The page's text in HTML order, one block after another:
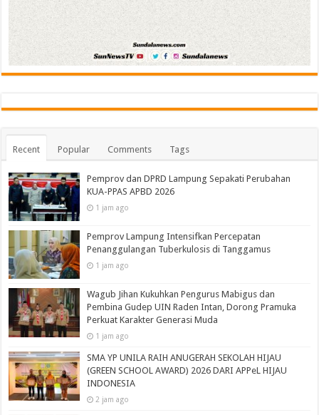
Recent Popular Comments Tags
Pemprov dan DPRD Lampung Sepakati Perubahan
KUA-PPAS APBD 2026
1 jam ago
Pemprov Lampung Intensifkan Percepatan
Penanggulangan Tuberkulosis di Tanggamus
1 jam ago
Wagub Jihan Kukuhkan Pengurus Mabigus dan
Pembina Gudep UIN Raden Intan, Dorong Pramuka
Perkuat Karakter Generasi Muda
1 jam ago
SMA YP UNILA RAIH ANUGERAH SEKOLAH HIJAU
(GREEN SCHOOL AWARD) 2026 DARI APPeL HIJAU
INDONESIA
2 jam ago